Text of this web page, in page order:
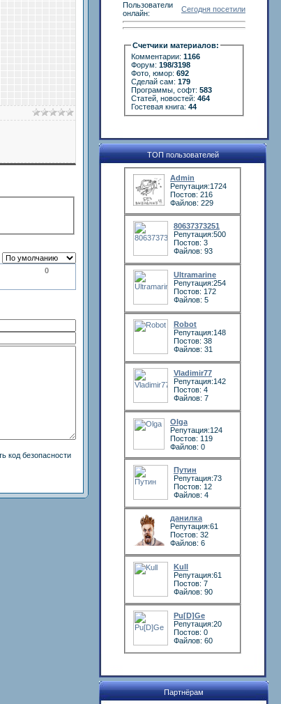
0
Пользователи
онлайн:
Сегодня посетили
Счетчики материалов:
Комментарии: 1166
Форум: 198/3198
Фото, юмор: 692
Сделай сам: 179
Программы, софт: 583
Статей, новостей: 464
Гостевая книга: 44
ТОП пользователей
Admin
Репутация:1724
Постов: 216
Файлов: 229
80637373251
Репутация:500
Постов: 3
Файлов: 93
Ultramarine
Репутация:254
Постов: 172
Файлов: 5
Robot
Репутация:148
Постов: 38
Файлов: 31
Vladimir77
Репутация:142
Постов: 4
Файлов: 7
Olga
Репутация:124
Постов: 119
Файлов: 0
Путин
Репутация:73
Постов: 12
Файлов: 4
данилка
Репутация:61
Постов: 32
Файлов: 6
Kull
Репутация:61
Постов: 7
Файлов: 90
Pu[D]Ge
Репутация:20
Постов: 0
Файлов: 60
Партнёрам